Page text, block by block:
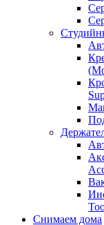
Снимаем дома